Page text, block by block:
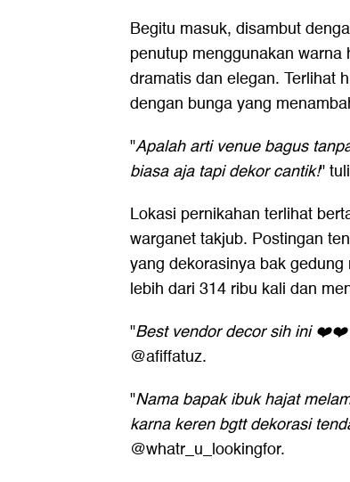
Begitu masuk, disambut
penutup menggunakan
dramatis dan elegan. Terlihat
dengan bunga yang
"Apalah arti venue bagus
biasa aja tapi dekor cantik!"
Lokasi pernikahan terlihat
warganet takjub. Postingan
yang dekorasinya bak
lebih dari 314 ribu kali dan
"Best vendor decor sih ini
@afiffatuz.
"Nama bapak ibuk hajat
karna keren bgtt dekorasi
@whatr_u_lookingfor.